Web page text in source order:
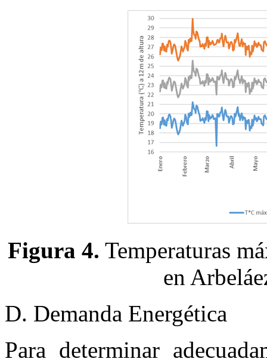
Figura 4. Temperaturas
en
D. Demanda Energética
Para determinar